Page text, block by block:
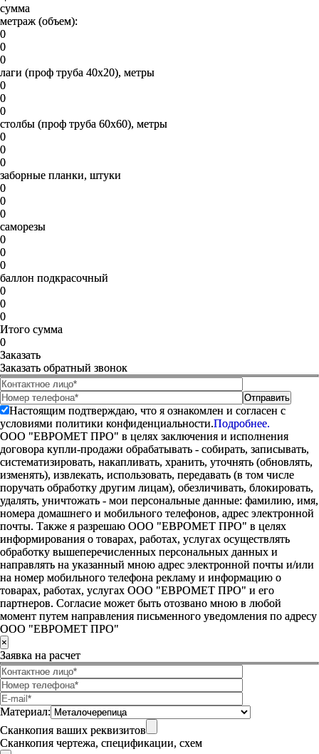
сумма
метраж (объем):
0
0
0
лаги (проф труба 40х20), метры
0
0
0
столбы (проф труба 60х60), метры
0
0
0
заборные планки, штуки
0
0
0
саморезы
0
0
0
баллон подкрасочный
0
0
0
Итого сумма
0
Заказать
Заказать обратный звонок
Настоящим подтверждаю, что я ознакомлен и согласен с
условиями политики конфиденциальности.Подробнее.
ООО "ЕВРОМЕТ ПРО" в целях заключения и исполнения
договора купли-продажи обрабатывать - собирать, записывать,
систематизировать, накапливать, хранить, уточнять (обновлять,
изменять), извлекать, использовать, передавать (в том числе
поручать обработку другим лицам), обезличивать, блокировать,
удалять, уничтожать - мои персональные данные: фамилию, имя,
номера домашнего и мобильного телефонов, адрес электронной
почты. Также я разрешаю ООО "ЕВРОМЕТ ПРО" в целях
информирования о товарах, работах, услугах осуществлять
обработку вышеперечисленных персональных данных и
направлять на указанный мною адрес электронной почты и/или
на номер мобильного телефона рекламу и информацию о
товарах, работах, услугах ООО "ЕВРОМЕТ ПРО" и его
партнеров. Согласие может быть отозвано мною в любой
момент путем направления письменного уведомления по адресу
ООО "ЕВРОМЕТ ПРО"
×
Заявка на расчет
Материал:
Сканкопия ваших реквизитов
Сканкопия чертежа, спецификации, схем